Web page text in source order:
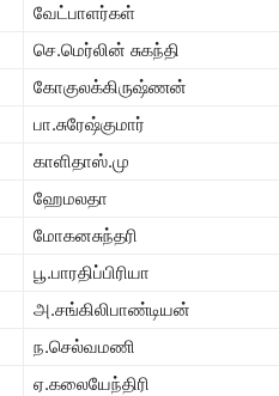
வேட்பாளர்கள்
செ.மெர்லின் சுகந்தி
கோகுலக்கிருஷ்ணன்
பா.சுரேஷ்குமார்
காளிதாஸ்.மு
ஹேமலதா
மோகனசுந்தரி
பூ.பாரதிப்பிரியா
அ.சங்கிலிபாண்டியன்
ந.செல்வமணி
ஏ.கலையேந்திரி